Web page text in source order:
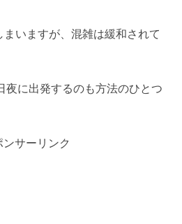
いますが、混雑は緩和されて
に出発するのも方法のひとつ
ンサーリンク